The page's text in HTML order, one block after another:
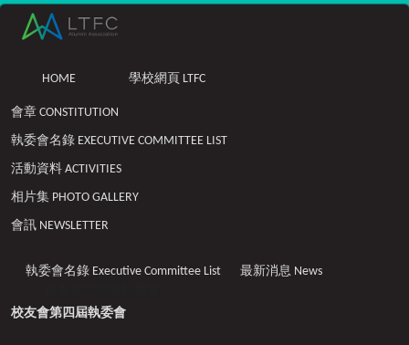
HOME 學校網頁 LTFC
會章 CONSTITUTION
執委會名錄 EXECUTIVE COMMITTEE LIST
活動資料 ACTIVITIES
相片集 PHOTO GALLERY
會訊 NEWSLETTER
執委會名錄 Executive Committee List
最新消息 News
校友會第四屆執委會